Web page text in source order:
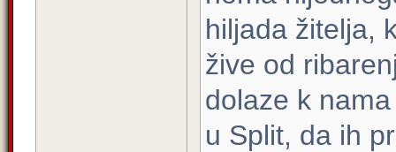
hiljada žitelja,
žive od
dolaze k nama
u Split, da ih